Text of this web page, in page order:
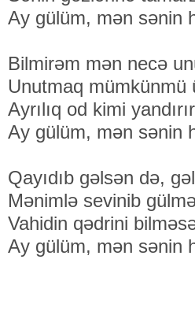
Ay gülüm, mən sənin
Bilmirəm mən necə
Unutmaq mümkünmü
Ayrılıq od kimi
Ay gülüm, mən sənin
Qayıdıb gəlsən də,
Mənimlə sevinib
Vahidin qədrini
Ay gülüm, mən sənin